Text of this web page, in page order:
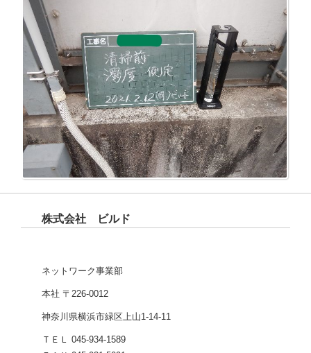
株式会社 ビルド
ネットワーク事業部
本社 〒226-0012
神奈川県横浜市緑区上山1-14-11
ＴＥＬ 045-934-1589